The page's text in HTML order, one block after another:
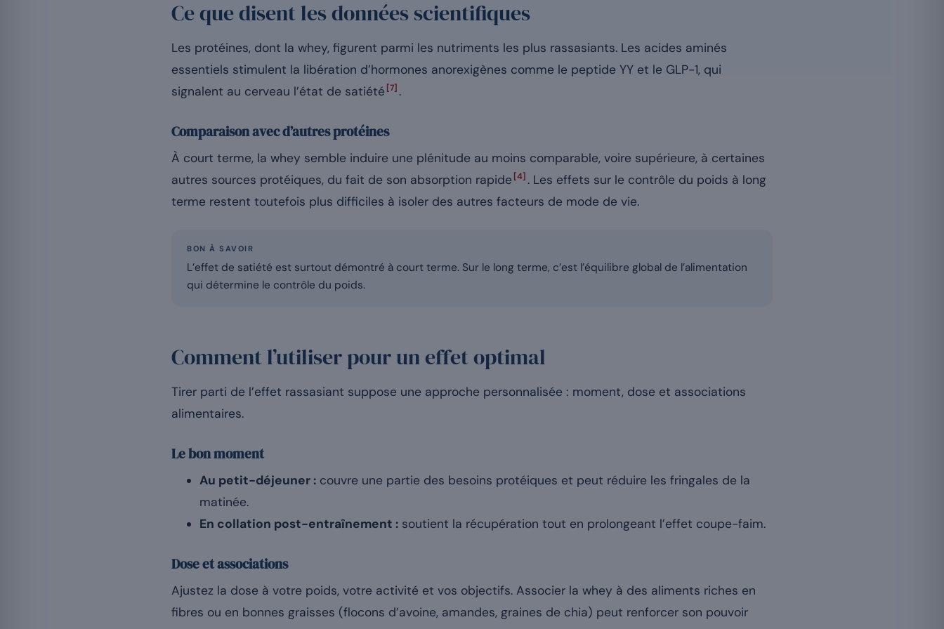
Ce que disent les données scientifiques
Les protéines, dont la whey, figurent parmi les nutriments les plus rassasiants. Les acides aminés
essentiels stimulent la libération d’hormones anorexigènes comme le peptide YY et le GLP-1, qui
signalent au cerveau l’état de satiété [7] .
Comparaison avec d’autres protéines
À court terme, la whey semble induire une plénitude au moins comparable, voire supérieure, à certaines
autres sources protéiques, du fait de son absorption rapide [4] . Les effets sur le contrôle du poids à long
terme restent toutefois plus difficiles à isoler des autres facteurs de mode de vie.
BON À SAVOIR
L’effet de satiété est surtout démontré à court terme. Sur le long terme, c’est l’équilibre global de l’alimentation
qui détermine le contrôle du poids.
Comment l’utiliser pour un effet optimal
Tirer parti de l’effet rassasiant suppose une approche personnalisée : moment, dose et associations
alimentaires.
Le bon moment
Au petit-déjeuner : couvre une partie des besoins protéiques et peut réduire les fringales de la
matinée.
En collation post-entraînement : soutient la récupération tout en prolongeant l’effet coupe-faim.
Dose et associations
Ajustez la dose à votre poids, votre activité et vos objectifs. Associer la whey à des aliments riches en
fibres ou en bonnes graisses (flocons d’avoine, amandes, graines de chia) peut renforcer son pouvoir